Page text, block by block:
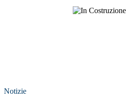
Notizie